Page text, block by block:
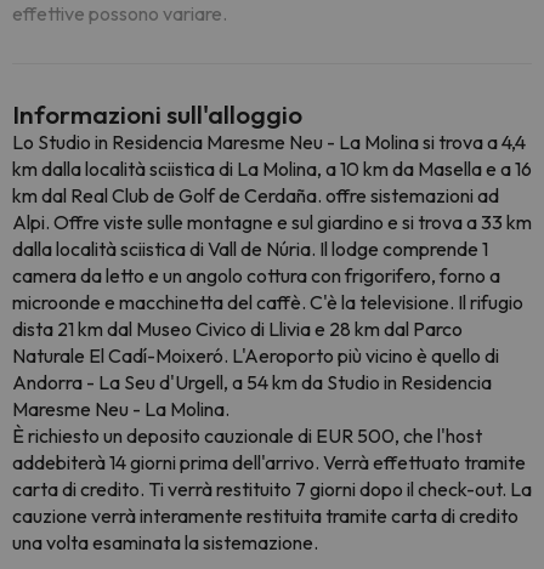
effettive possono variare.
Informazioni sull'alloggio
Lo Studio in Residencia Maresme Neu - La Molina si trova a 4,4
km dalla località sciistica di La Molina, a 10 km da Masella e a 16
km dal Real Club de Golf de Cerdaña. offre sistemazioni ad
Alpi. Offre viste sulle montagne e sul giardino e si trova a 33 km
dalla località sciistica di Vall de Núria. Il lodge comprende 1
camera da letto e un angolo cottura con frigorifero, forno a
microonde e macchinetta del caffè. C'è la televisione. Il rifugio
dista 21 km dal Museo Civico di Llivia e 28 km dal Parco
Naturale El Cadí-Moixeró. L'Aeroporto più vicino è quello di
Andorra - La Seu d'Urgell, a 54 km da Studio in Residencia
Maresme Neu - La Molina.
È richiesto un deposito cauzionale di EUR 500, che l'host
addebiterà 14 giorni prima dell'arrivo. Verrà effettuato tramite
carta di credito. Ti verrà restituito 7 giorni dopo il check-out. La
cauzione verrà interamente restituita tramite carta di credito
una volta esaminata la sistemazione.